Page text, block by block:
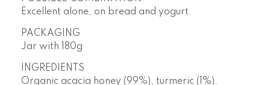
Excellent alone, on bread and yogurt.
PACKAGING
Jar with
180g
INGREDIENTS
Organic acacia honey (99%), turmeric (1%).